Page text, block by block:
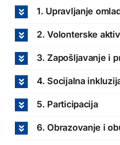
1. Upravljanje
2. Volonterske
3. Zapošljavanje i
4. Socijalna
5. Participacija
6. Obrazovanje i